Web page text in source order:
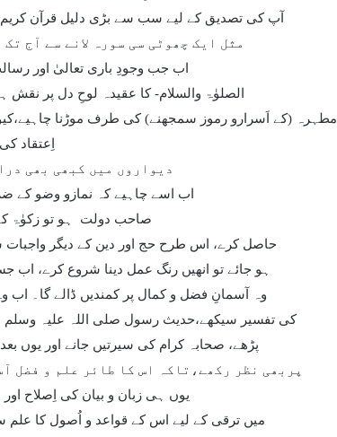
آپ کی تصدیق کے لیے سب سے بڑی دلیل قرآن
مثل ایک چھوٹی سی سورہ لانے سے آج
اب جب وجودِ باری تعالیٰ اور
الصلوٰۃ والسلام- کا عقیدہ لوحِ دل پر نقش
مطہرہ (کے اَسرارو رموز سمجھنے) کی طرف موڑنا
اِعتقاد کی
دیواروں میں کبھی بھی
اب اسے چاہیے کہ نمازو وضو کے
صاحب دولت
ہو تو زکوٰۃ
حاصل کرے، اس طرح حج اور دین کے دیگر واجبات
ہو جائے تو انھیں رنگ عمل دینا شروع کرے،
وہ آسمانِ فضل و کمال پر کمندیں ڈالے گا۔ اب
کی تفسیر سیکھے،حدیث رسول صلی اللہ علیہ
پڑھے، صحابہ کرام کی سیرتیں جانے اور یوں
پربھی نظر رکھے،تاکہ اس کا طائر علم و فضل
یوں ہی زبان و بیان کی اِصلاح
میں ترقی کے لیے اس کے قواعد و اُصول کا